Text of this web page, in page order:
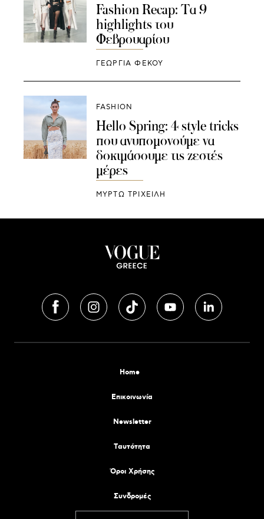
Fashion Recap: Τα 9
highlights του
Φεβρουαρίου
ΓΕΩΡΓΙΑ ΦΕΚΟΥ
FASHION
Hello Spring: 4 style tricks
που ανυπομονούμε να
δοκιμάσουμε τις ζεστές
μέρες
ΜΥΡΤΩ ΤΡΙΧΕΙΛΗ
Home
Επικοινωνία
Newsletter
Tαυτότητα
Όροι Χρήσης
Συνδρομές